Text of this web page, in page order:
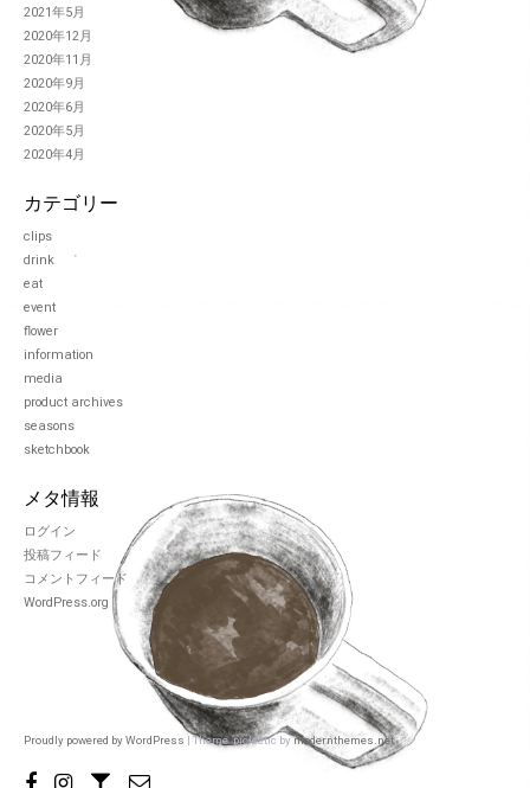
2021年5月
2020年12月
2020年11月
2020年9月
2020年6月
2020年5月
2020年4月
カテゴリー
clips
drink
eat
event
flower
information
media
product archives
seasons
sketchbook
メタ情報
ログイン
投稿フィード
コメントフィード
WordPress.org
Proudly powered by WordPress | Theme: piclectic bymodernthemes.net